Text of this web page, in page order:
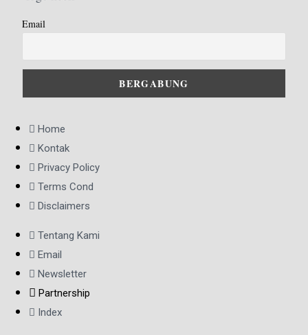
Email
Home
Kontak
Privacy Policy
Terms Cond
Disclaimers
Tentang Kami
Email
Newsletter
Partnership
Index